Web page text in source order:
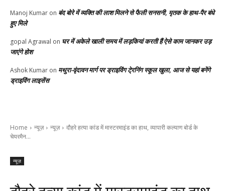
Manoj Kumar on बंद बोरे में व्यक्ति की लाश मिलने से फैली सनसनी, मृतक के हाथ-पैर बंधे
हुए मिले
gopal Agrawal on घर में अकेले खाली समय में लड़कियां करती हैं ऐसे काम जानकर उड़
जाएंगे होश
Ashok Kumar on मथुरा-वृंदावन मार्ग पर ड्राइविंग टे्रनिंग स्कूल खुला, आज से यहां बनेंगे
ड्राइविंग लाइसेंस